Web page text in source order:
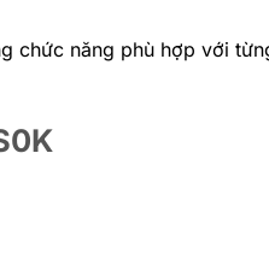
chức năng phù hợp với